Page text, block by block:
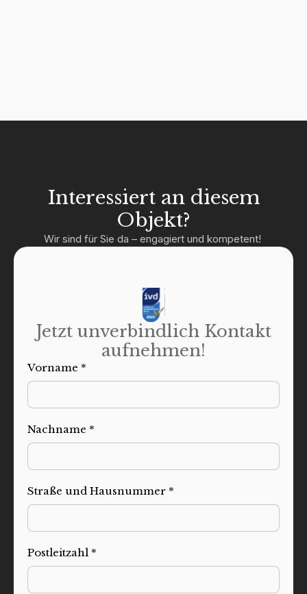
Interessiert an diesem
Objekt?
Wir sind für Sie da – engagiert und kompetent!
Jetzt unverbindlich Kontakt
aufnehmen!
Vorname *
Nachname *
Straße und Hausnummer *
Postleitzahl *